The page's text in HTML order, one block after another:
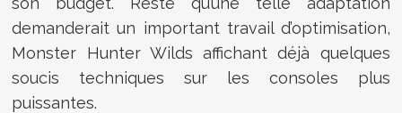
demanderait un important travail d’optimisation,
Monster Hunter Wilds affichant déjà quelques
soucis techniques sur les consoles plus
puissantes.